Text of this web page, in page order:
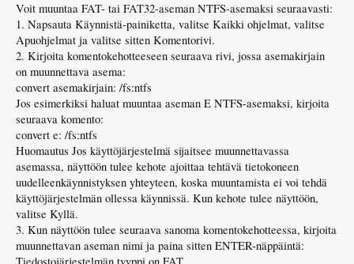
Voit muuntaa FAT- tai FAT32-aseman NTFS-asemaksi seuraavasti:
1. Napsauta Käynnistä-painiketta, valitse Kaikki ohjelmat, valitse
Apuohjelmat ja valitse sitten Komentorivi.
2. Kirjoita komentokehotteeseen seuraava rivi, jossa asemakirjain
on muunnettava asema:
convert asemakirjain: /fs:ntfs
Jos esimerkiksi haluat muuntaa aseman E NTFS-asemaksi, kirjoita
seuraava komento:
convert e: /fs:ntfs
Huomautus Jos käyttöjärjestelmä sijaitsee muunnettavassa
asemassa, näyttöön tulee kehote ajoittaa tehtävä tietokoneen
uudelleenkäynnistyksen yhteyteen, koska muuntamista ei voi tehdä
käyttöjärjestelmän ollessa käynnissä. Kun kehote tulee näyttöön,
valitse Kyllä.
3. Kun näyttöön tulee seuraava sanoma komentokehotteessa, kirjoita
muunnettavan aseman nimi ja paina sitten ENTER-näppäintä: